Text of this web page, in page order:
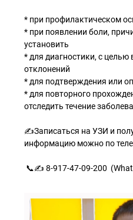
* при профилактическом
* при появлении боли,
установить
* для диагностики, с
отклонений
* для подтверждения или
* для повторного
отследить течение
✍Записаться на УЗИ и
информацию можно по
📞✍ 8-917-47-09-200